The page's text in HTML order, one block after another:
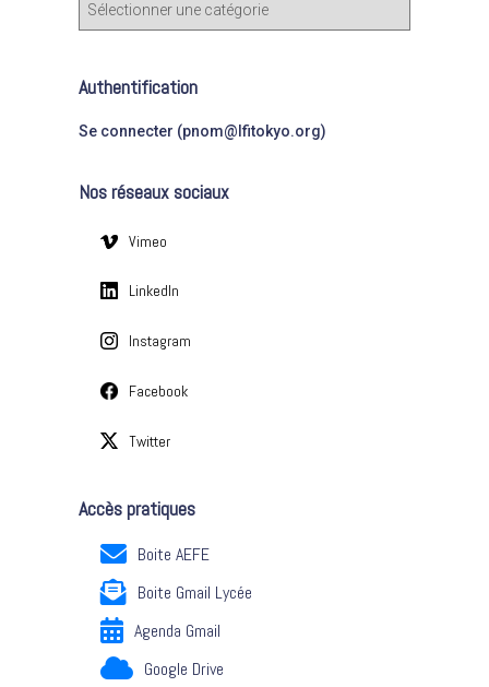
e
g
o
e
Authentification
Se connecter (pnom@lfitokyo.org)
Nos réseaux sociaux
Vimeo
LinkedIn
Instagram
Facebook
Twitter
Accès pratiques
Boite AEFE
Boite Gmail Lycée
Agenda Gmail
Google Drive